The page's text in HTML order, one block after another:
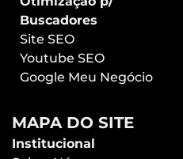
Buscadores
Site SEO
Youtube SEO
Google Meu Negócio
MAPA DO SITE
Institucional